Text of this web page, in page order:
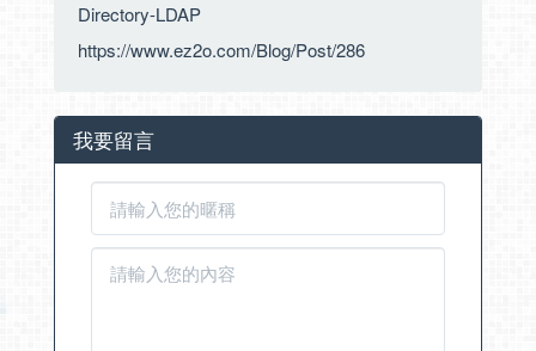
Directory-LDAP
https://www.ez2o.com/Blog/Post/286
我要留言